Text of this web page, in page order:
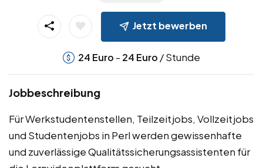
Jetzt bewerben
24 Euro - 24 Euro / Stunde
Jobbeschreibung
Für Werkstudentenstellen, Teilzeitjobs, Vollzeitjobs
und Studentenjobs in Perl werden gewissenhafte
und zuverlässige Qualitätssicherungsassistenten für